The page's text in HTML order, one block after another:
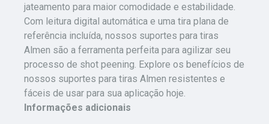
jateamento para maior comodidade e estabilidade.
Com leitura digital automática e uma tira plana de
referência incluída, nossos suportes para tiras
Almen são a ferramenta perfeita para agilizar seu
processo de shot peening. Explore os benefícios de
nossos suportes para tiras Almen resistentes e
fáceis de usar para sua aplicação hoje.
Informações adicionais